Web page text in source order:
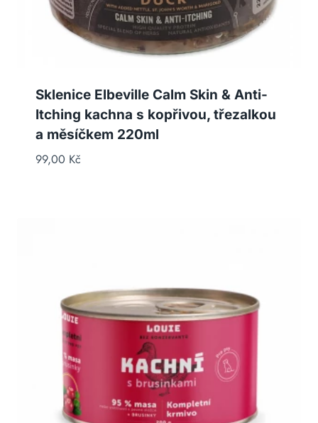
Sklenice Elbeville Calm Skin & Anti-
Itching kachna s kopřivou, třezalkou
a měsíčkem 220ml
99,00 Kč